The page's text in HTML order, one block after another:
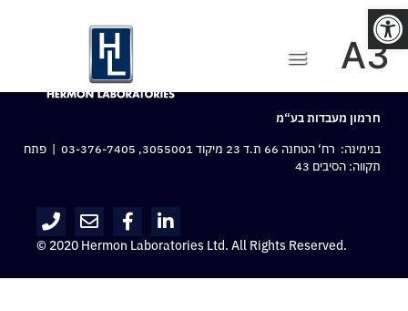
פתח סרגל נגישות
A3
חרמון מעבדות בע“מ
בנימינה: רח‘ הטחנה 66 ת.ד 23 מיקוד 3055001,
03-376-7405 | פתח
תקווה: הסיבים 43
© 2020 Hermon Laboratories Ltd. All Rights Reserved.